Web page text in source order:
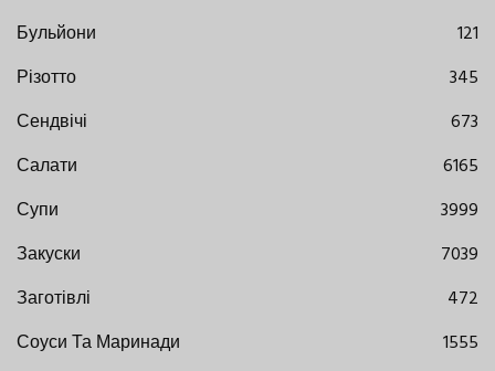
Бульйони
121
Різотто
345
Сендвічі
673
Салати
6165
Супи
3999
Закуски
7039
Заготівлі
472
Соуси Та Маринади
1555